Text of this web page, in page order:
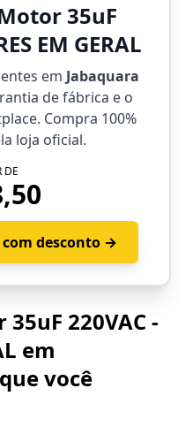
35uF
EM GERAL
em Jabaquara
de fábrica e o
Compra 100%
loja oficial.
DE
com desconto →
220VAC -
em
você